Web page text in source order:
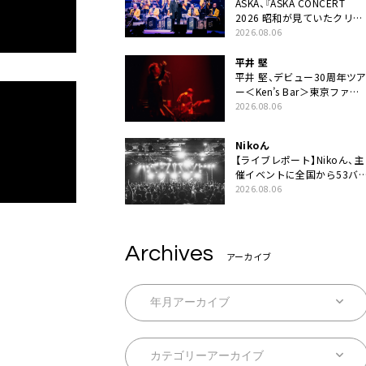
ASKA、『ASKA CONCERT
2026 昭和が見ていたクリス
マス!? 』発売＆上映決定
2026.08.06
平井 堅
平井 堅、デビュー30周年ツア
ー＜Ken’s Bar＞東京ファイ
ナル公演の映像商品化決定。
2026.08.06
Nikoん
【ライブレポート】Nikoん、主
催イベントに全国から53バ
ンドが出演「自分たちが積み
2026.08.06
Archives アーカイブ